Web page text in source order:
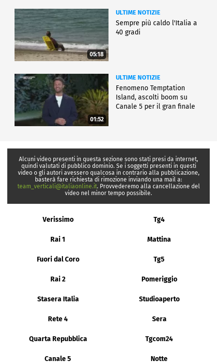
05:18
ULTIME NOTIZIE
Sempre più caldo l'Italia a
40 gradi
01:52
ULTIME NOTIZIE
Fenomeno Temptation
Island, ascolti boom su
Canale 5 per il gran finale
Alcuni video presenti in questa sezione sono stati presi da internet,
quindi valutati di pubblico dominio. Se i soggetti presenti in questi
video o gli autori avessero qualcosa in contrario alla pubblicazione,
basterà fare richiesta di rimozione inviando una mail a:
team_verticali@italiaonline.it. Provvederemo alla cancellazione del
video nel minor tempo possibile.
Verissimo Tg4
Rai 1 Mattina
Fuori dal Coro Tg5
Rai 2 Pomeriggio
Stasera Italia Studioaperto
Rete 4 Sera
Quarta Repubblica Tgcom24
Canale 5 Notte